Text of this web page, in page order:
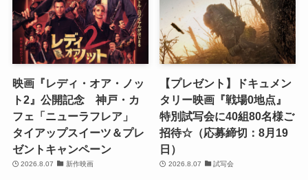
映画『レディ・オア・ノッ
ト2』公開記念 神戸・カ
フェ「ニューラフレア」
タイアップスイーツ＆プレ
ゼントキャンペーン
2026.8.07 新作映画
【プレゼント】ドキュメン
タリー映画『戦場0地点』
特別試写会に40組80名様ご
招待☆（応募締切：8月19
日）
2026.8.07 試写会